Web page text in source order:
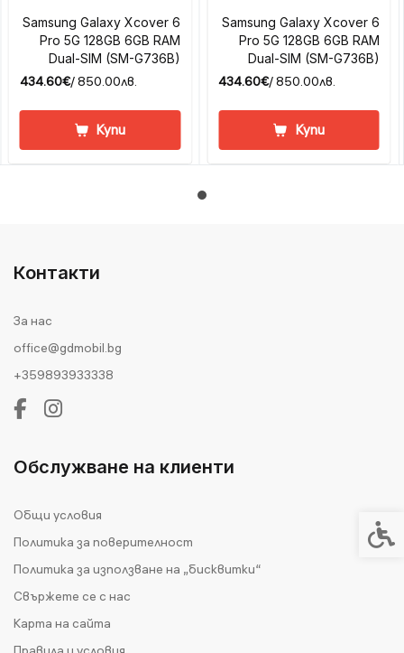
Samsung Galaxy Xcover 6
Pro 5G 128GB 6GB RAM
Dual-SIM (SM-G736B)
434.60€/ 850.00лв.
Купи
Samsung Galaxy Xcover 6
Pro 5G 128GB 6GB RAM
Dual-SIM (SM-G736B)
434.60€/ 850.00лв.
Купи
Контакти
За нас
office@gdmobil.bg
+359893933338
Обслужване на клиенти
Общи условия
Политика за поверителност
Политика за използване на „бисквитки“
Свържете се с нас
Карта на сайта